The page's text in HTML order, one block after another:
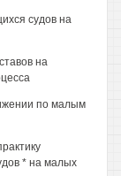
судов на
на
по малым
* на малых